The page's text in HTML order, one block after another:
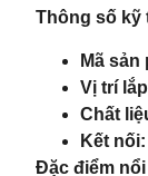
Thông số kỹ
Mã sản
Vị trí
Chất
Kết nối:
Đặc điểm nổi